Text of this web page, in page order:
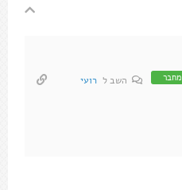
מחבר השב ל רועי